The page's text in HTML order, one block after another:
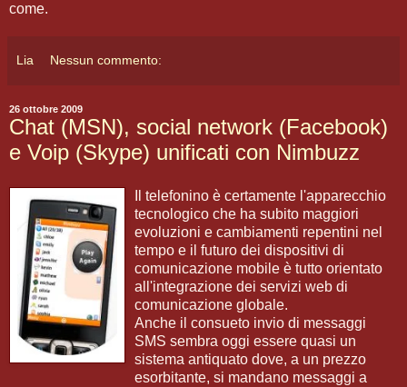
come.
Lia Nessun commento:
26 ottobre 2009
Chat (MSN), social network (Facebook)
e Voip (Skype) unificati con Nimbuzz
Il telefonino è certamente l'apparecchio
tecnologico che ha subito maggiori
evoluzioni e cambiamenti repentini nel
tempo e il futuro dei dispositivi di
comunicazione mobile è tutto orientato
all'integrazione dei servizi web di
comunicazione globale.
Anche il consueto invio di messaggi
SMS sembra oggi essere quasi un
sistema antiquato dove, a un prezzo
esorbitante, si mandano messaggi a